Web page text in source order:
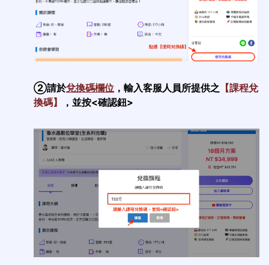
②請於兌換碼欄位 ，輸入客服人員所提供之 【課程兌
換碼】
，並按<確認鈕>